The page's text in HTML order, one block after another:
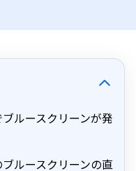
ルースクリーンが発
ルースクリーンの直